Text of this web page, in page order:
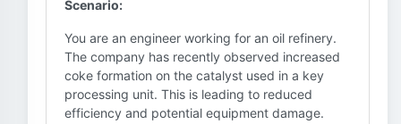
Scenario:
You are an engineer working for an oil refinery.
The company has recently observed increased
coke formation on the catalyst used in a key
processing unit. This is leading to reduced
efficiency and potential equipment damage.